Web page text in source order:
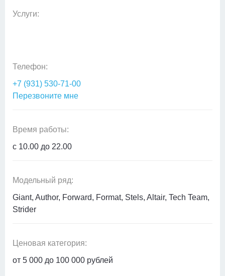
Услуги:
Телефон:
+7 (931) 530-71-00
Перезвоните мне
Время работы:
с 10.00 до 22.00
Модельный ряд:
Giant, Author, Forward, Format, Stels, Altair, Tech Team,
Strider
Ценовая категория:
от 5 000 до 100 000 рублей